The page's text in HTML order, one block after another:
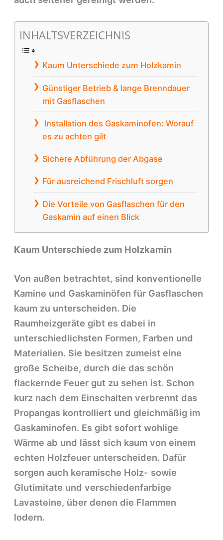
INHALTSVERZEICHNIS
Kaum Unterschiede zum Holzkamin
Günstiger Betrieb & lange Brenndauer
mit Gasflaschen
Installation des Gaskaminofen: Worauf
es zu achten gilt
Sichere Abführung der Abgase
Für ausreichend Frischluft sorgen
Die Vorteile von Gasflaschen für den
Gaskamin auf einen Blick
Kaum Unterschiede zum Holzkamin
Von außen betrachtet, sind konventionelle
Kamine und Gaskaminöfen für Gasflaschen
kaum zu unterscheiden. Die
Raumheizgeräte gibt es dabei in
unterschiedlichsten Formen, Farben und
Materialien. Sie besitzen zumeist eine
große Scheibe, durch die das schön
flackernde Feuer gut zu sehen ist. Schon
kurz nach dem Einschalten verbrennt das
Propangas kontrolliert und gleichmäßig im
Gaskaminofen. Es gibt sofort wohlige
Wärme ab und lässt sich kaum von einem
echten Holzfeuer unterscheiden. Dafür
sorgen auch keramische Holz- sowie
Glutimitate und verschiedenfarbige
Lavasteine, über denen die Flammen
lodern.